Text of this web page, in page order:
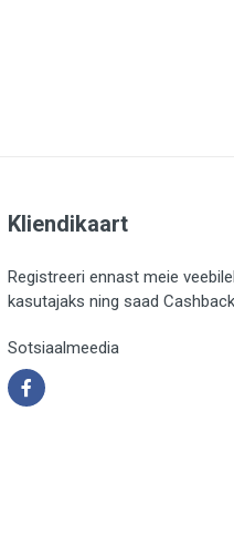
Kliendikaart
Registreeri ennast meie
kasutajaks ning saad
Sotsiaalmeedia